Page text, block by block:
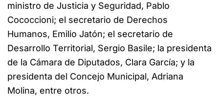
ministro de Justicia y Seguridad, Pablo
Cococcioni; el secretario de Derechos
Humanos, Emilio Jatón; el secretario de
Desarrollo Territorial, Sergio Basile; la presidenta
de la Cámara de Diputados, Clara García; y la
presidenta del Concejo Municipal, Adriana
Molina, entre otros.